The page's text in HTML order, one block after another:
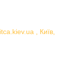
, Київ,